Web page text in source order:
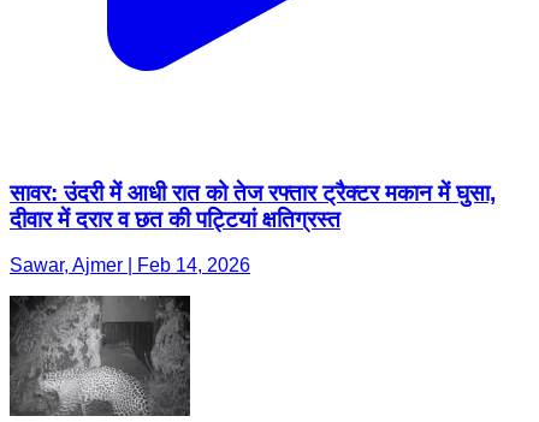
सावर: उंदरी में आधी रात को तेज रफ्तार ट्रैक्टर मकान में घुसा,
दीवार में दरार व छत की पट्टियां क्षतिग्रस्त
Sawar, Ajmer | Feb 14, 2026